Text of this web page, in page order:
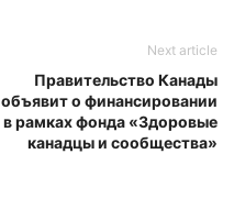
Next article
Правительство Канады
объявит о финансировании
в рамках фонда «Здоровые
канадцы и сообщества»